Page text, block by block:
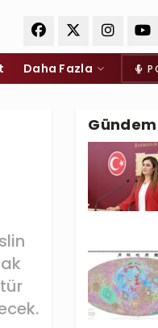
Daha Fazla
Gündem